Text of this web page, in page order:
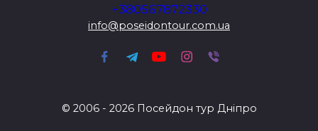
+380567872330
info@poseidontour.com.ua
© 2006 - 2026 Посейдон тур Дніпро